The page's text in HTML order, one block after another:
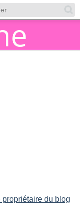
propriétaire du blog